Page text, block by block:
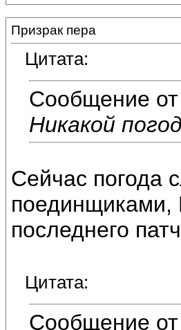
Призрак пера
Цитата:
Сообщение от
Никакой
Сейчас погода
поединщиками,
последнего
Цитата:
Сообщение от